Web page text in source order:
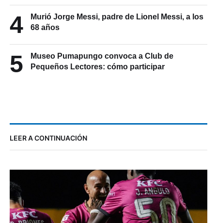
4
Murió Jorge Messi, padre de Lionel Messi, a los
68 años
5
Museo Pumapungo convoca a Club de
Pequeños Lectores: cómo participar
LEER A CONTINUACIÓN